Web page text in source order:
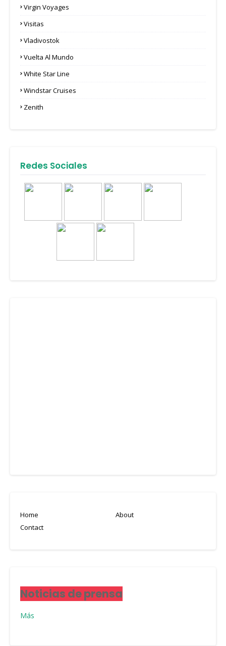
Virgin Voyages
Visitas
Vladivostok
Vuelta Al Mundo
White Star Line
Windstar Cruises
Zenith
Redes Sociales
Home
About
Contact
Noticias de prensa
Más